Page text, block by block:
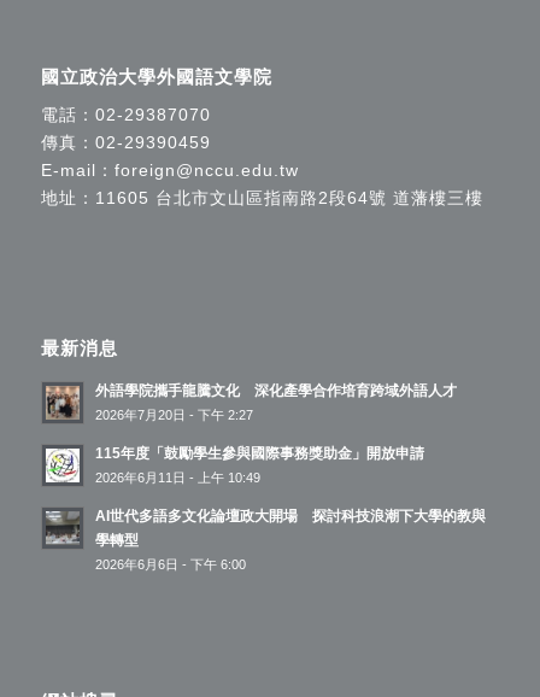
國立政治大學外國語文學院
電話： 02-29387070
傳真：02-29390459
E-mail： foreign@nccu.edu.tw
地址：11605 台北市文山區指南路2段64號 道藩樓三樓
最新消息
外語學院攜手龍騰文化 深化產學合作培育跨域外語人才
2026年7月20日 - 下午 2:27
115年度「鼓勵學生參與國際事務獎助金」開放申請
2026年6月11日 - 上午 10:49
AI世代多語多文化論壇政大開場 探討科技浪潮下大學的教與
學轉型
2026年6月6日 - 下午 6:00